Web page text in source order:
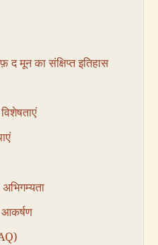
मून का संक्षिप्त इतिहास